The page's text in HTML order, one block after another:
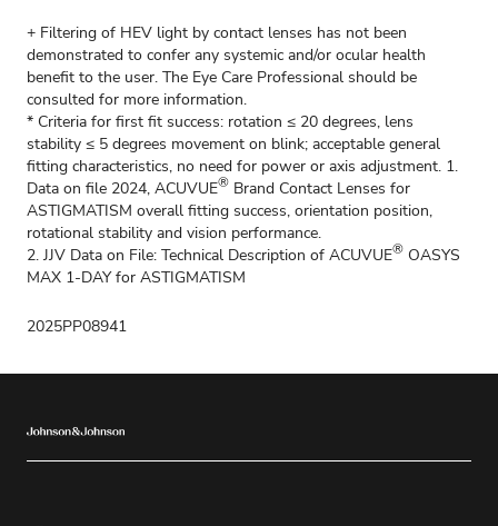
+ Filtering of HEV light by contact lenses has not been
demonstrated to confer any systemic and/or ocular health
benefit to the user. The Eye Care Professional should be
consulted for more information.
* Criteria for first fit success: rotation ≤ 20 degrees, lens
stability ≤ 5 degrees movement on blink; acceptable general
fitting characteristics, no need for power or axis adjustment. 1.
Data on file 2024, ACUVUE® Brand Contact Lenses for
ASTIGMATISM overall fitting success, orientation position,
rotational stability and vision performance.
2. JJV Data on File: Technical Description of ACUVUE® OASYS
MAX 1-DAY for ASTIGMATISM
2025PP08941